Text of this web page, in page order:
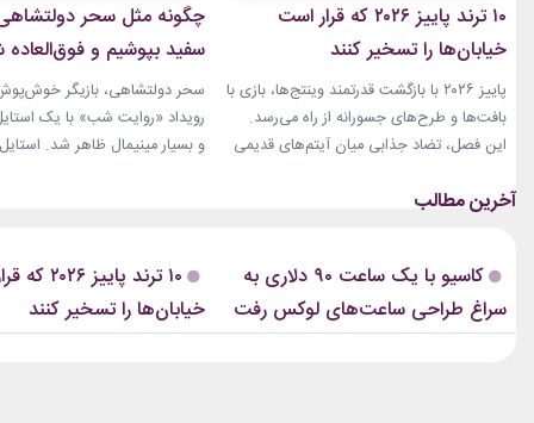
۱۰ ترند پاییز ۲۰۲۶ که قرار است
خیابان‌ها را تسخیر کنند
پاییز ۲۰۲۶ با بازگشت قدرتمند وینتج‌ها، بازی با
بافت‌ها و طرح‌های جسورانه از راه می‌رسد.
این فصل، تضاد جذابی میان آیتم‌های قدیمی
و تنگ تا دامن‌های چرم بلند، همه‌چیز برای
نیست. بسیاری از این ترندها،...
چگونه مثل سحر دولتشاهی
سفید بپوشیم و
به‌نظر برسیم؟
سحر دولتشاهی، بازیگر خوش‌پوش
رویداد «روایت شب» با یک
و بسیار مینیمال ظاهر شد.
2026 دستبند نقره
زیورآلات نقره...
کاسیو با یک ساعت ۹۰ دلاری به
سراغ طراحی ساعت‌های لوکس رفت
۱۰ ترند پاییز
خیابان‌ها را تسخیر کنند